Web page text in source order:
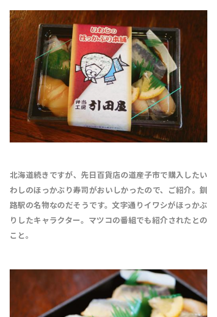
北海道続きですが、先日百貨店の道産子市で購入したい
わしのほっかぶり寿司がおいしかったので、ご紹介。釧
路駅の名物なのだそうです。文字通りイワシがほっかぶ
りしたキャラクター。マツコの番組でも紹介されたとの
こと。